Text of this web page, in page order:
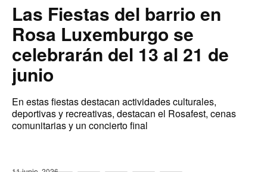
Las Fiestas del barrio en
Rosa Luxemburgo se
celebrarán del 13 al 21 de
junio
En estas fiestas destacan actividades culturales,
deportivas y recreativas, destacan el Rosafest, cenas
comunitarias y un concierto final